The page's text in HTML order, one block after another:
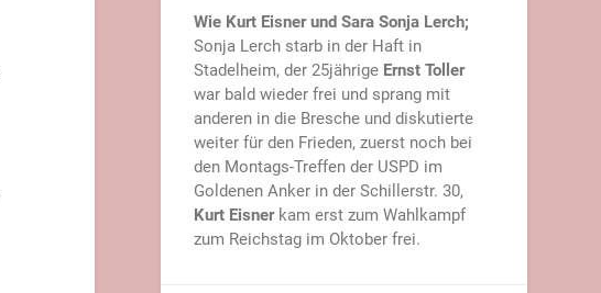
Wie Kurt Eisner und Sara Sonja Lerch;
Sonja Lerch starb in der Haft in
Stadelheim, der 25jährige Ernst Toller
war bald wieder frei und sprang mit
anderen in die Bresche und diskutierte
weiter für den Frieden, zuerst noch bei
den Montags-Treffen der USPD im
Goldenen Anker in der Schillerstr. 30,
Kurt Eisner kam erst zum Wahlkampf
zum Reichstag im Oktober frei.